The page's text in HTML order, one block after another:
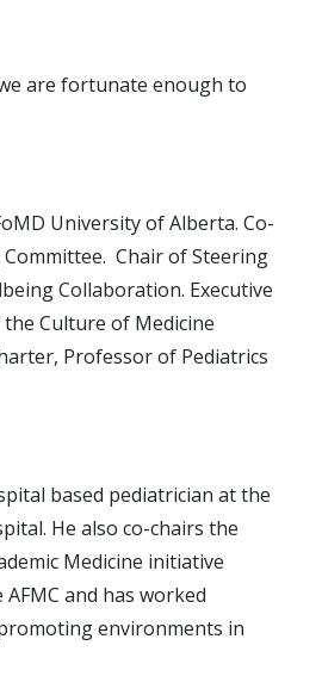
Victor Do
are fortunate enough to
University of Alberta. Co-
Committee. Chair of Steering
Collaboration. Executive
Culture of Medicine
Professor of Pediatrics
based pediatrician at the
He also co-chairs the
Medicine initiative
and has worked
environments in